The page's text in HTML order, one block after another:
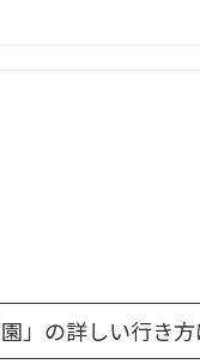
園」の詳しい行き